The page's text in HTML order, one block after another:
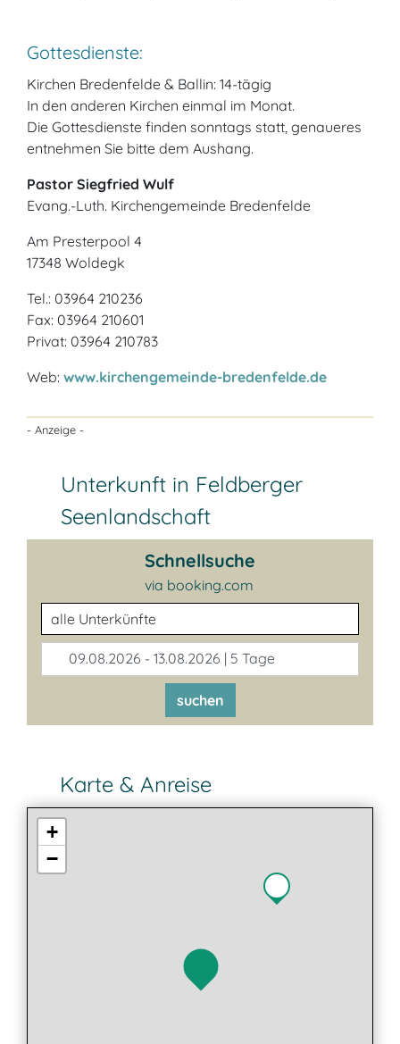
Gottesdienste:
Kirchen Bredenfelde & Ballin: 14-tägig
In den anderen Kirchen einmal im Monat.
Die Gottesdienste finden sonntags statt, genaueres
entnehmen Sie bitte dem Aushang.
Pastor Siegfried Wulf
Evang.-Luth. Kirchengemeinde Bredenfelde
Am Presterpool 4
17348 Woldegk
Tel.: 03964 210236
Fax: 03964 210601
Privat: 03964 210783
Web: www.kirchengemeinde-bredenfelde.de
- Anzeige -
Unterkunft in Feldberger
Seenlandschaft
Schnellsuche
via booking.com
Unterkunftsart
09.08.2026 - 13.08.2026 | 5 Tage
suchen
Karte & Anreise
+
−